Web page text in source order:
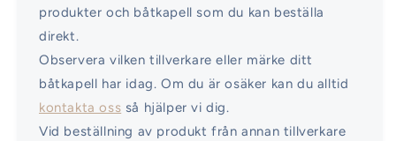
produkter och båtkapell som du kan beställa
direkt.
Observera vilken tillverkare eller märke ditt
båtkapell har idag. Om du är osäker kan du alltid
kontakta oss så hjälper vi dig.
Vid beställning av produkt från annan tillverkare